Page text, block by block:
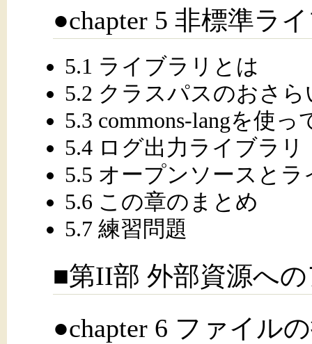
●chapter 5 非標準ラ
5.1 ライブラリとは
5.2 クラスパスのおさら
5.3 commons-langを使っ
5.4 ログ出力ライブラリ
5.5 オープンソースと
5.6 この章のまとめ
5.7 練習問題
■第II部 外部資源へ
●chapter 6 ファイル